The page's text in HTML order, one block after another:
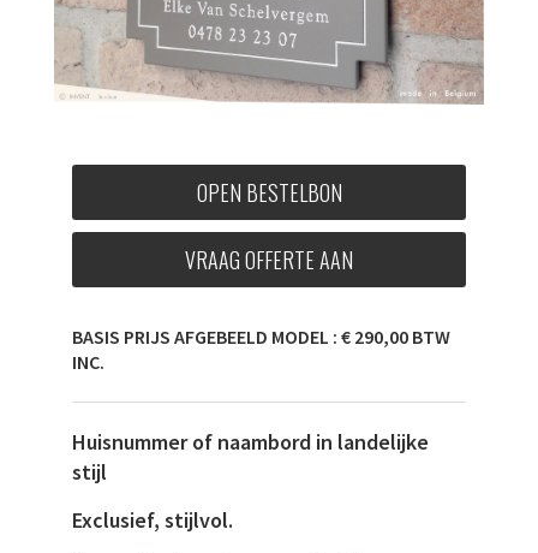
OPEN BESTELBON
VRAAG OFFERTE AAN
BASIS PRIJS AFGEBEELD MODEL : € 290,00 BTW
INC.
Huisnummer of naambord in landelijke
stijl
Exclusief, stijlvol.